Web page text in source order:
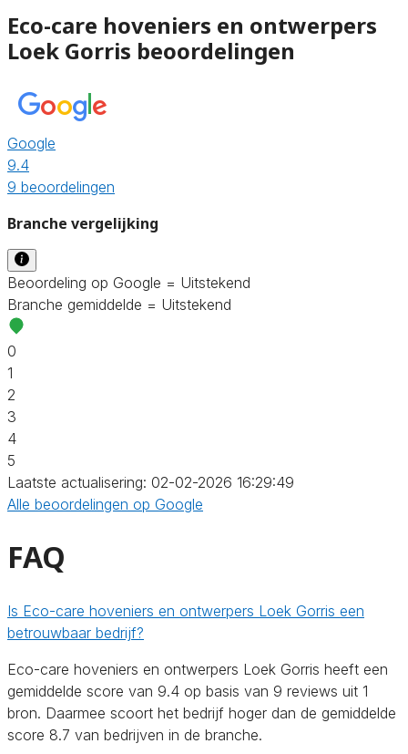
Eco-care hoveniers en ontwerpers
Loek Gorris beoordelingen
Google
9.4
9 beoordelingen
Branche vergelijking
Beoordeling op Google = Uitstekend
Branche gemiddelde = Uitstekend
0
1
2
3
4
5
Laatste actualisering: 02-02-2026 16:29:49
Alle beoordelingen op Google
FAQ
Is Eco-care hoveniers en ontwerpers Loek Gorris een
betrouwbaar bedrijf?
Eco-care hoveniers en ontwerpers Loek Gorris heeft een
gemiddelde score van 9.4 op basis van 9 reviews uit 1
bron. Daarmee scoort het bedrijf hoger dan de gemiddelde
score 8.7 van bedrijven in de branche.